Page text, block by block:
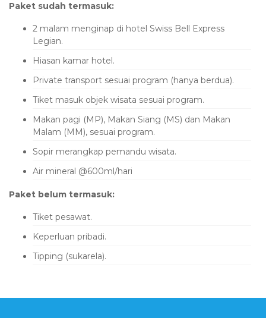
Paket sudah termasuk:
2 malam menginap di hotel Swiss Bell Express
Legian.
Hiasan kamar hotel.
Private transport sesuai program (hanya berdua).
Tiket masuk objek wisata sesuai program.
Makan pagi (MP), Makan Siang (MS) dan Makan
Malam (MM), sesuai program.
Sopir merangkap pemandu wisata.
Air mineral @600ml/hari
Paket belum termasuk:
Tiket pesawat.
Keperluan pribadi.
Tipping (sukarela).